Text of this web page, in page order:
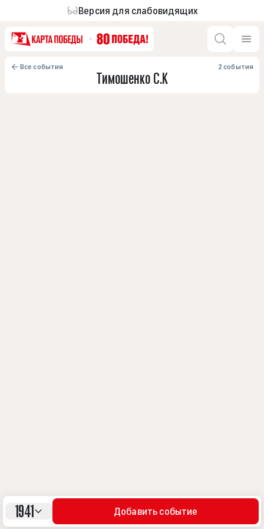
Версия для слабовидящих
1941 Добавить событие
Все события 2 события
Тимошенко С.К